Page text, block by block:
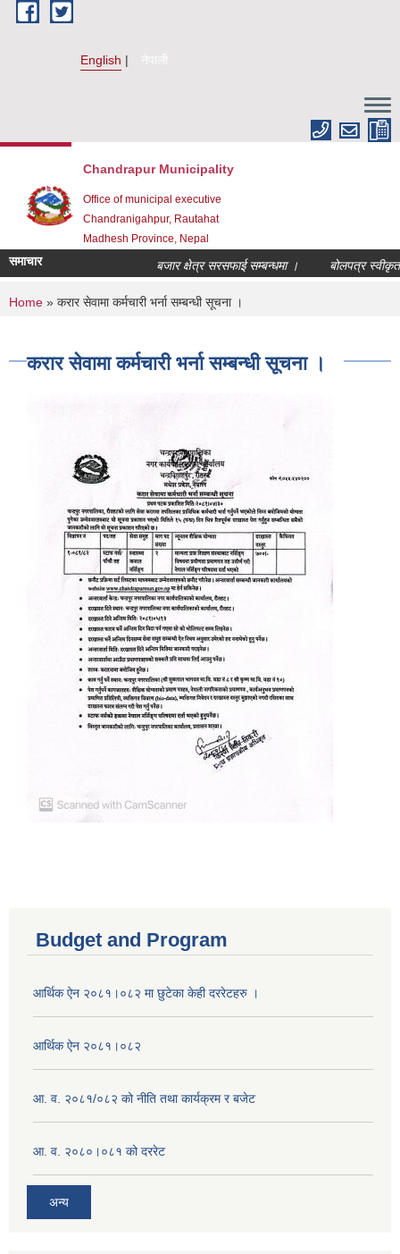
Skip to main content
English नेपाली
Chandrapur Municipality
Office of municipal executive
Chandranigahpur, Rautahat
Madhesh Province, Nepal
समाचार बजार क्षेत्र सरसफाई सम्बन्धमा । बोलपत्र स्वीकृत
You are here
Home » करार सेवामा कर्मचारी भर्ना सम्बन्धी सूचना ।
करार सेवामा कर्मचारी भर्ना सम्बन्धी सूचना ।
Budget and Program
आर्थिक ऐन २०८१।०८२ मा छुटेका केही दररेटहरु ।
आर्थिक ऐन २०८१।०८२
आ. व. २०८१/०८२ को नीति तथा कार्यक्रम र बजेट
आ. व. २०८०।०८१ को दररेट
अन्य